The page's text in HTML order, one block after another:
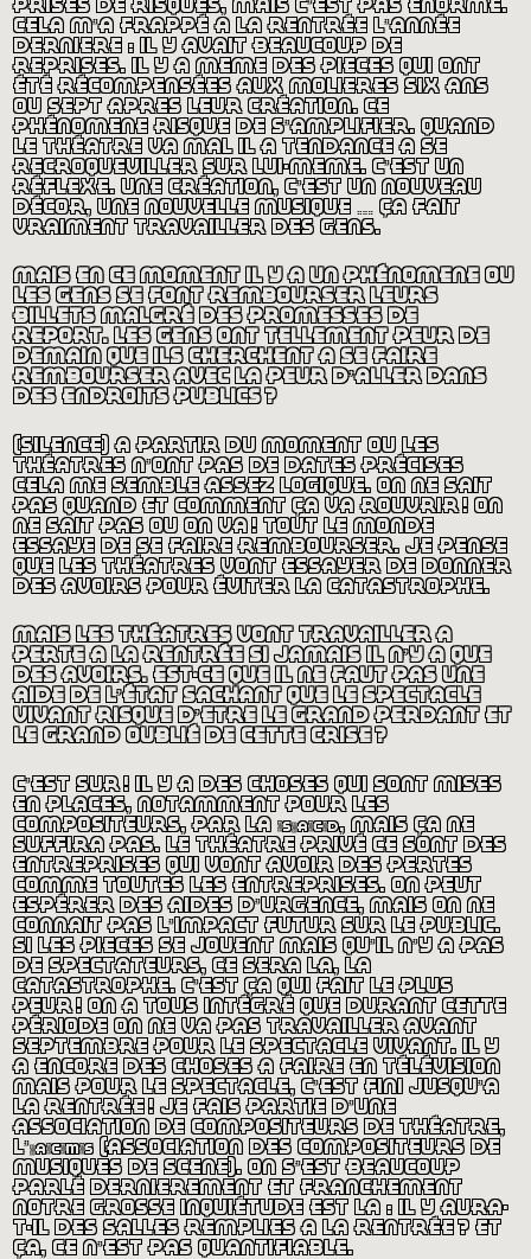
prises de risques, mais c’est pas énorme.
cela m’a frappé à la rentrée l’année
dernière : il y avait beaucoup de
reprises. il y a même des pièces qui ont
été récompensées aux molières six ans
ou sept après leur création. ce
phénomène risque de s’amplifier. quand
le théâtre va mal il a tendance à se
recroqueviller sur lui-même. c’est un
réflexe. une création, c’est un nouveau
décor, une nouvelle musique … ça fait
vraiment travailler des gens.
mais en ce moment il y a un phénomène où
les gens se font rembourser leurs
billets malgré des promesses de
report. les gens ont tellement peur de
demain que ils cherchent à se faire
rembourser avec la peur d’aller dans
des endroits publics?
(silence) a partir du moment où les
théâtres n’ont pas de dates précises
cela me semble assez logique. on ne sait
pas quand et comment ça va rouvrir ! on
ne sait pas où on va ! tout le monde
essaye de se faire rembourser. je pense
que les théâtres vont essayer de donner
des avoirs pour éviter la catastrophe.
mais les théâtres vont travailler à
perte à la rentrée si jamais il n’y a que
des avoirs. est-ce que il ne faut pas une
aide de l’état sachant que le spectacle
vivant risque d’être le grand perdant et
le grand oublié de cette crise?
c’est sûr ! il y a des choses qui sont mises
en places, notamment pour les
compositeurs, par lasacd, mais ça ne
suffira pas. le théâtre privé ce sont des
entreprises qui vont avoir des pertes
comme toutes les entreprises. on peut
espérer des aides d’urgence, mais on ne
connaît pas l’impact futur sur le public.
si les pièces se jouent mais qu’il n’y a pas
de spectateurs, ce sera là, la
catastrophe. c’est ça qui fait le plus
peur ! on a tous intégré que durant cette
période on ne va pas travailler avant
septembre pour le spectacle vivant. il y
a encore des choses à faire en télévision
mais pour le spectacle, c’est fini jusqu’à
la rentrée ! je fais partie d’une
association de compositeurs de théâtre,
l’acms (association des compositeurs de
musiques de scène). on s’est beaucoup
parlé dernièrement et franchement
notre grosse inquiétude est là : il y aura-
t-il des salles remplies à la rentrée ? et
ça, ce n’est pas quantifiable.